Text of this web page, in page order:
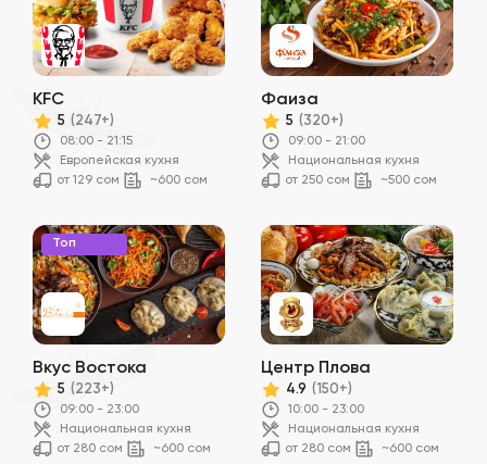
KFC
5 (247+)
08:00 - 21:15
Европейская кухня
от 129 сом
~600 сом
Фаиза
5 (320+)
09:00 - 21:00
Национальная кухня
от 250 сом
~500 сом
Топ
Вкус Востока
5 (223+)
09:00 - 23:00
Национальная кухня
от 280 сом
~600 сом
Центр Плова
4.9 (150+)
10:00 - 23:00
Национальная кухня
от 280 сом
~600 сом